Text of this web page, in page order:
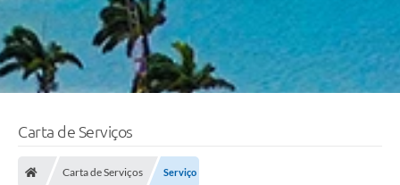
Carta de Serviços
Carta de Serviços Serviço